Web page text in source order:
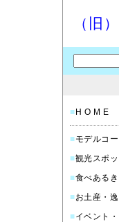
（旧
■ H O M E
■モデルコ
■観光スポッ
■食べあるき
■お土産・
■イベント